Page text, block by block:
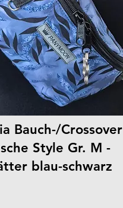
Bauch-/Crossover
Style Gr. M -
blau-schwarz